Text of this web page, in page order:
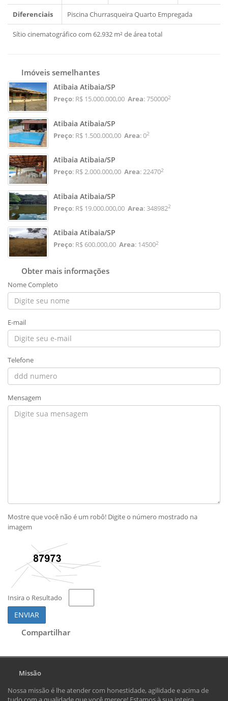
Diferenciais PiscinaChurrasqueiraQuarto Empregada
Sítio cinematográfico com 62.932 m² de área total
Imóveis semelhantes
Atibaia Atibaia/SP
Preço: R$ 15.000.000,00 Area: 7500002
Atibaia Atibaia/SP
Preço: R$ 1.500.000,00 Area: 02
Atibaia Atibaia/SP
Preço: R$ 2.000.000,00 Area: 224702
Atibaia Atibaia/SP
Preço: R$ 19.000.000,00 Area: 3489822
Atibaia Atibaia/SP
Preço: R$ 600.000,00 Area: 145002
Obter mais informações
Nome Completo
E-mail
Telefone
Mensagem
Mostre que você não é um robô! Digite o número mostrado na
imagem
Insira o Resultado
ENVIAR
Compartilhar
Missão
Nossa missão é lhe atender com honestidade, agilidade e acima de